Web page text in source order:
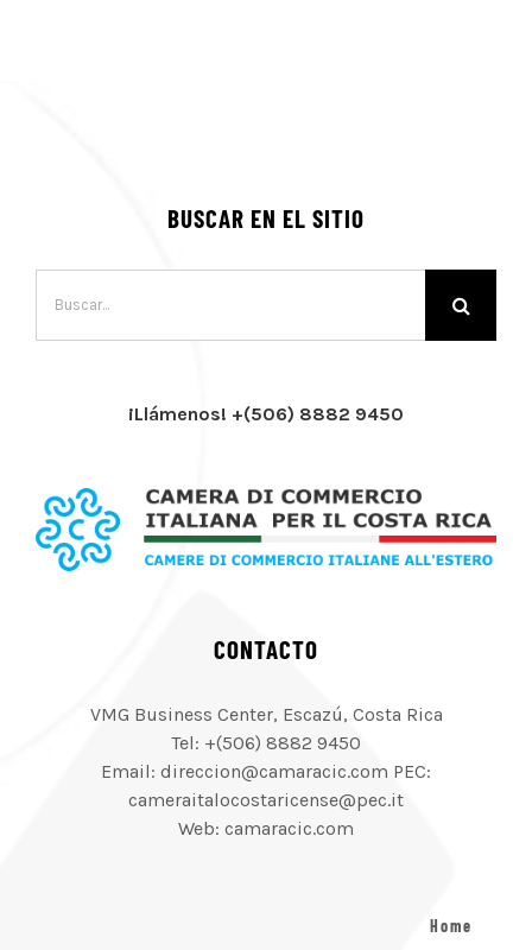
BUSCAR EN EL SITIO
¡Llámenos! +(506) 8882 9450
CONTACTO
VMG Business Center, Escazú, Costa Rica
Tel: +(506) 8882 9450
Email: direccion@camaracic.com PEC:
cameraitalocostaricense@pec.it
Web: camaracic.com
Home